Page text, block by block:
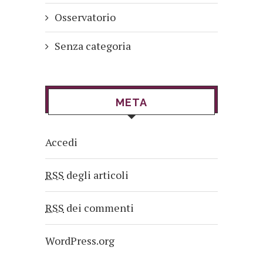
Osservatorio
Senza categoria
META
Accedi
RSS degli articoli
RSS dei commenti
WordPress.org